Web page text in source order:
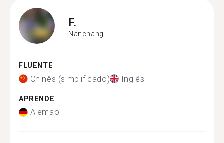
F.
Nanchang
FLUENTE
Chinês (simplificado) Inglês
APRENDE
Alemão